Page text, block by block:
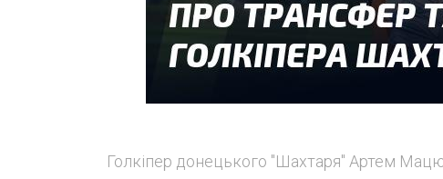
Голкіпер донецького "Шахтаря" Артем